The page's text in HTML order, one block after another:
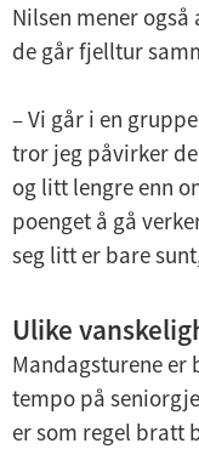
Nilsen mener
de går fjelltur
– Vi går i en
tror jeg påvirker
og litt lengre enn
poenget å gå
seg litt er bare
Ulike
Mandagsturene er
tempo på
er som regel bratt